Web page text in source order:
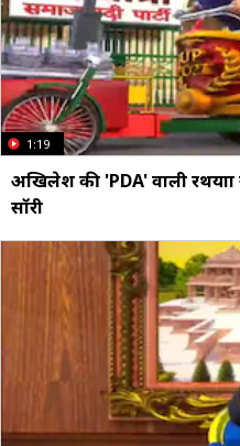
1:19
अखिलेश की 'PDA' वाली
सॉरी